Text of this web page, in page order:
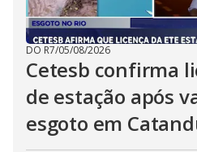
DO R7/05/08/2026
Cetesb confirma
de estação após
esgoto em